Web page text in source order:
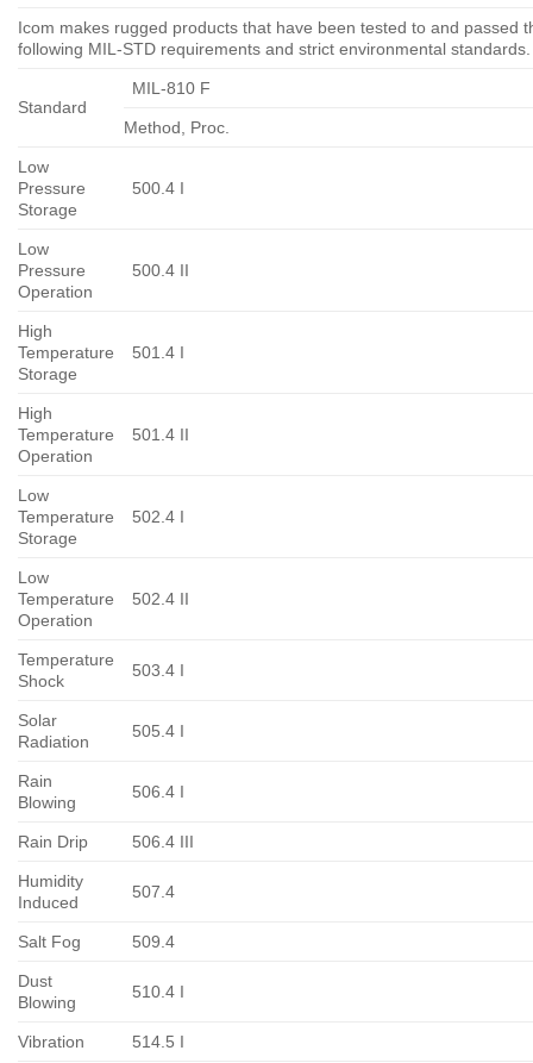
Icom makes rugged products that have been tested to and passed
following MIL-STD requirements and strict environmental standards.
Standard
MIL-810 F
Method, Proc.
Low
Pressure
Storage
500.4 I
Low
Pressure
Operation
500.4 II
High
Temperature
Storage
501.4 I
High
Temperature
Operation
501.4 II
Low
Temperature
Storage
502.4 I
Low
Temperature
Operation
502.4 II
Temperature
Shock
503.4 I
Solar
Radiation
505.4 I
Rain
Blowing
506.4 I
Rain Drip 506.4 III
Humidity
Induced
507.4
Salt Fog 509.4
Dust
Blowing
510.4 I
Vibration 514.5 I